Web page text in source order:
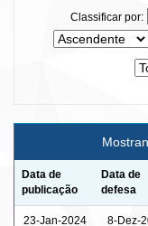
Classificar por:
Data de
publicação
Data de
defesa
23-Jan-2024 8-Dez-